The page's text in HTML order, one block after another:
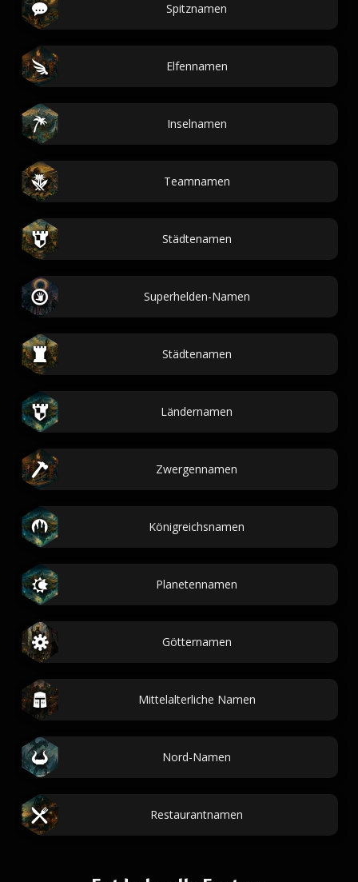
Spitznamen
Elfennamen
Inselnamen
Teamnamen
Städtenamen
Superhelden-Namen
Städtenamen
Ländernamen
Zwergennamen
Königreichsnamen
Planetennamen
Götternamen
Mittelalterliche Namen
Nord-Namen
Restaurantnamen